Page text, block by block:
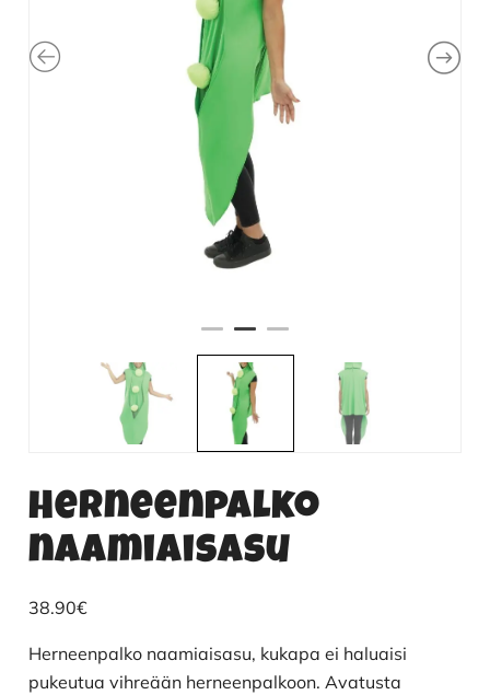
Herneenpalko
naamiaisasu
38.90€
Herneenpalko naamiaisasu, kukapa ei haluaisi
pukeutua vihreään herneenpalkoon. Avatusta